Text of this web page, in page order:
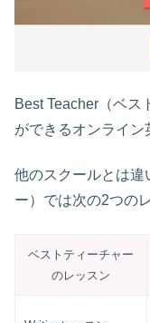
Best Teacher（ベス
ができるオンライン
他のスクールとは違
ー）では次の2つの
ベストティーチャー
のレッスン